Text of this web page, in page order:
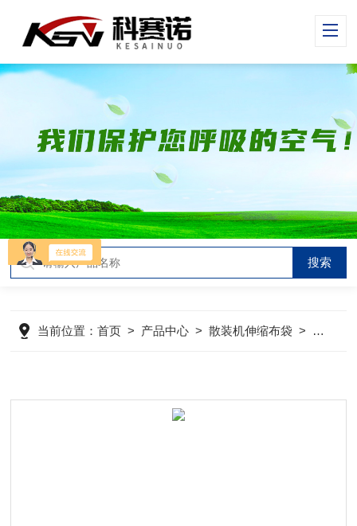
当前位置：首页 > 产品中心 >散装机伸缩布袋 > 干灰散